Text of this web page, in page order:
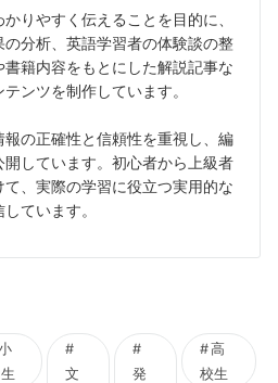
りやすく伝えることを目的に、
分析、英語学習者の体験談の整
籍内容をもとにした解説記事な
ンツを制作しています。
の正確性と信頼性を重視し、編
しています。初心者から上級者
、実際の学習に役立つ実用的な
ています。
文
発
高
校生